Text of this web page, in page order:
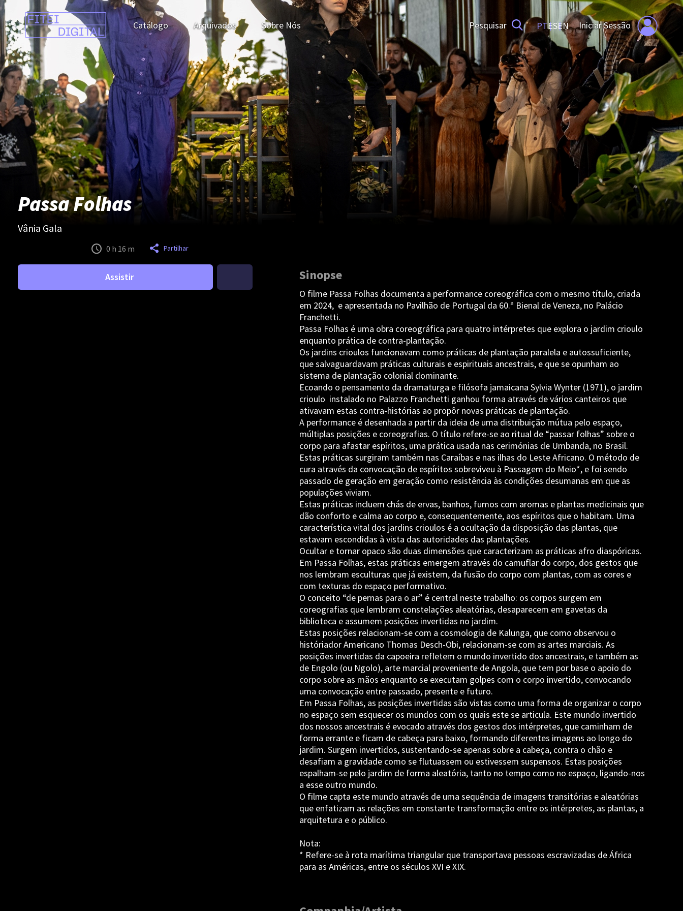
Catálogo Arquivados Sobre Nós Pesquisar PTESEN Iniciar Sessão
Passa Folhas
Vânia Gala
0 h 16 m Partilhar
Assistir Sinopse
O filme Passa Folhas documenta a performance coreográfica com o mesmo título, criada
em 2024, e apresentada no Pavilhão de Portugal da 60.ª Bienal de Veneza, no Palácio
Franchetti.
Passa Folhas é uma obra coreográfica para quatro intérpretes que explora o jardim crioulo
enquanto prática de contra-plantação.
Os jardins crioulos funcionavam como práticas de plantação paralela e autossuficiente,
que salvaguardavam práticas culturais e espirituais ancestrais, e que se opunham ao
sistema de plantação colonial dominante.
Ecoando o pensamento da dramaturga e filósofa jamaicana Sylvia Wynter (1971), o jardim
crioulo instalado no Palazzo Franchetti ganhou forma através de vários canteiros que
ativavam estas contra-histórias ao propôr novas práticas de plantação.
A performance é desenhada a partir da ideia de uma distribuição mútua pelo espaço,
múltiplas posições e coreografias. O título refere-se ao ritual de “passar folhas” sobre o
corpo para afastar espíritos, uma prática usada nas cerimónias de Umbanda, no Brasil.
Estas práticas surgiram também nas Caraíbas e nas ilhas do Leste Africano. O método de
cura através da convocação de espíritos sobreviveu à Passagem do Meio*, e foi sendo
passado de geração em geração como resistência às condições desumanas em que as
populações viviam.
Estas práticas incluem chás de ervas, banhos, fumos com aromas e plantas medicinais que
dão conforto e calma ao corpo e, consequentemente, aos espíritos que o habitam. Uma
característica vital dos jardins crioulos é a ocultação da disposição das plantas, que
estavam escondidas à vista das autoridades das plantações.
Ocultar e tornar opaco são duas dimensões que caracterizam as práticas afro diaspóricas.
Em Passa Folhas, estas práticas emergem através do camuflar do corpo, dos gestos que
nos lembram esculturas que já existem, da fusão do corpo com plantas, com as cores e
com texturas do espaço performativo.
O conceito “de pernas para o ar” é central neste trabalho: os corpos surgem em
coreografias que lembram constelações aleatórias, desaparecem em gavetas da
biblioteca e assumem posições invertidas no jardim.
Estas posições relacionam-se com a cosmologia de Kalunga, que como observou o
históriador Americano Thomas Desch-Obi, relacionam-se com as artes marciais. As
posições invertidas da capoeira refletem o mundo invertido dos ancestrais, e também as
de Engolo (ou Ngolo), arte marcial proveniente de Angola, que tem por base o apoio do
corpo sobre as mãos enquanto se executam golpes com o corpo invertido, convocando
uma convocação entre passado, presente e futuro.
Em Passa Folhas, as posições invertidas são vistas como uma forma de organizar o corpo
no espaço sem esquecer os mundos com os quais este se articula. Este mundo invertido
dos nossos ancestrais é evocado através dos gestos dos intérpretes, que caminham de
forma errante e ficam de cabeça para baixo, formando diferentes imagens ao longo do
jardim. Surgem invertidos, sustentando-se apenas sobre a cabeça, contra o chão e
desafiam a gravidade como se flutuassem ou estivessem suspensos. Estas posições
espalham-se pelo jardim de forma aleatória, tanto no tempo como no espaço, ligando-nos
a esse outro mundo.
O filme capta este mundo através de uma sequência de imagens transitórias e aleatórias
que enfatizam as relações em constante transformação entre os intérpretes, as plantas, a
arquitetura e o público.
Nota:
* Refere-se à rota marítima triangular que transportava pessoas escravizadas de África
para as Américas, entre os séculos XVI e XIX.